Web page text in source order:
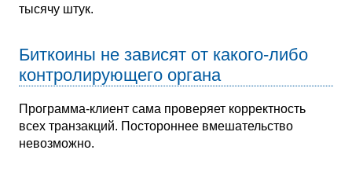
тысячу штук.
Биткоины не зависят от какого-либо
контролирующего органа
Программа-клиент сама проверяет корректность
всех транзакций. Постороннее вмешательство
невозможно.